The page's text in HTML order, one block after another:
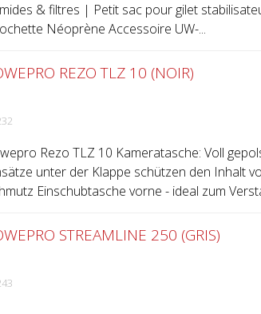
& filtres | Petit sac pour gilet
Néoprène Accessoire UW-...
REZO TLZ 10 (NOIR)
Rezo TLZ 10 Kameratasche: Voll
unter der Klappe schützen den Inhalt
Einschubtasche vorne - ideal zum
STREAMLINE 250 (GRIS)